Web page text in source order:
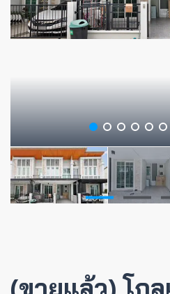
(ขายแล้ว) โก